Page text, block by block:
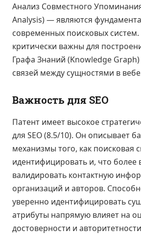
Анализ Совместного
Analysis) — являются
современных поисковых систем.
критически важны для
Графа Знаний (Knowledge
связей между сущностями в
Важность для SEO
Патент имеет высокое
для SEO (8.5/10). Он описывает
механизмы того, как поисковая
идентифицировать и, что более
валидировать контактную
организаций и авторов.
уверенно идентифицировать
атрибуты напрямую влияет на
достоверности и